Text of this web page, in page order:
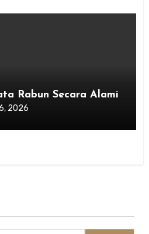
Rabun Secara Alami
2026